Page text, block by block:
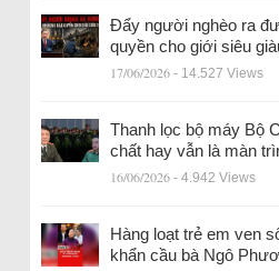
Đẩy người nghèo ra
quyền cho giới siêu
17/06/2026 - 14.527 Views
Thanh lọc bộ máy Bộ
chất hay vẫn là màn
16/06/2026 - 4.942 Views
Hàng loạt trẻ em ven
khẩn cầu bà Ngô